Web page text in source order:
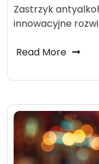
Zastrzyk
innowacyjne
Read More